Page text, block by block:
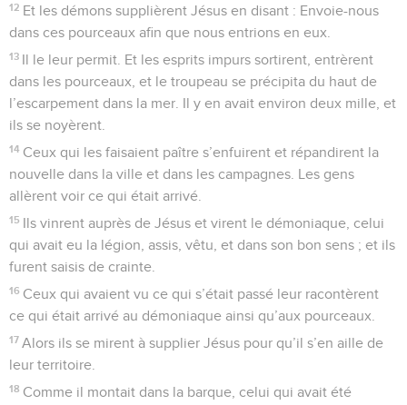
12 Et les démons supplièrent Jésus en disant : Envoie-nous
dans ces pourceaux afin que nous entrions en eux.
13 Il le leur permit. Et les esprits impurs sortirent, entrèrent
dans les pourceaux, et le troupeau se précipita du haut de
l’escarpement dans la mer. Il y en avait environ deux mille, et
ils se noyèrent.
14 Ceux qui les faisaient paître s’enfuirent et répandirent la
nouvelle dans la ville et dans les campagnes. Les gens
allèrent voir ce qui était arrivé.
15 Ils vinrent auprès de Jésus et virent le démoniaque, celui
qui avait eu la légion, assis, vêtu, et dans son bon sens ; et ils
furent saisis de crainte.
16 Ceux qui avaient vu ce qui s’était passé leur racontèrent
ce qui était arrivé au démoniaque ainsi qu’aux pourceaux.
17 Alors ils se mirent à supplier Jésus pour qu’il s’en aille de
leur territoire.
18 Comme il montait dans la barque, celui qui avait été